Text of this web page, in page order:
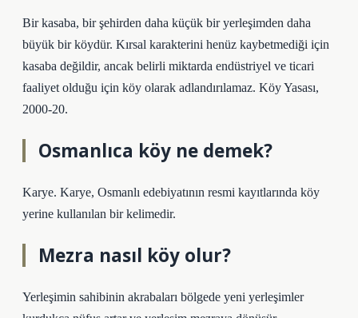
Bir kasaba, bir şehirden daha küçük bir yerleşimden daha
büyük bir köydür. Kırsal karakterini henüz kaybetmediği için
kasaba değildir, ancak belirli miktarda endüstriyel ve ticari
faaliyet olduğu için köy olarak adlandırılamaz. Köy Yasası,
2000-20.
Osmanlıca köy ne demek?
Karye. Karye, Osmanlı edebiyatının resmi kayıtlarında köy
yerine kullanılan bir kelimedir.
Mezra nasıl köy olur?
Yerleşimin sahibinin akrabaları bölgede yeni yerleşimler